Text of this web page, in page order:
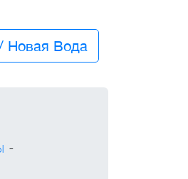
Новая Вода
-